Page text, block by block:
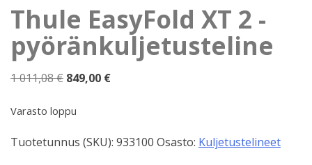
Thule EasyFold XT 2 -
pyöränkuljetusteline
1 011,08€ Alkuperäinen
oli:
011,08 €.
849,00 €Nykyinen
Varasto loppu
Tuotetunnus (SKU): 933100 Osasto: Kuljetustelineet